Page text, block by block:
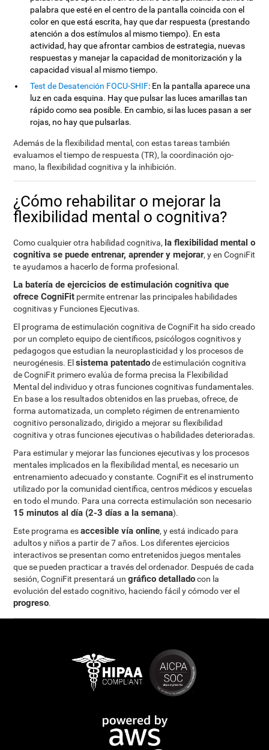
palabra que esté en el centro de la pantalla coincida con el
color en que está escrita, hay que dar respuesta (prestando
atención a dos estímulos al mismo tiempo). En esta
actividad, hay que afrontar cambios de estrategia, nuevas
respuestas y manejar la capacidad de monitorización y la
capacidad visual al mismo tiempo.
Test de Desatención FOCU-SHIF: En la pantalla aparece una
luz en cada esquina. Hay que pulsar las luces amarillas tan
rápido como sea posible. En cambio, si las luces pasan a ser
rojas, no hay que pulsarlas.
Además de la flexibilidad mental, con estas tareas también
evaluamos el tiempo de respuesta (TR), la coordinación ojo-
mano, la flexibilidad cognitiva y la inhibición.
¿Cómo rehabilitar o mejorar la
flexibilidad mental o cognitiva?
Como cualquier otra habilidad cognitiva, la flexibilidad mental o
cognitiva se puede entrenar, aprender y mejorar, y en CogniFit
te ayudamos a hacerlo de forma profesional.
La batería de ejercicios de estimulación cognitiva que
ofrece CogniFit permite entrenar las principales habilidades
cognitivas y Funciones Ejecutivas.
El programa de estimulación cognitiva de CogniFit ha sido creado
por un completo equipo de científicos, psicólogos cognitivos y
pedagogos que estudian la neuroplasticidad y los procesos de
neurogénesis. Elsistema patentadode estimulación cognitiva
de CogniFit primero evalúa de forma precisa la Flexibilidad
Mental del individuo y otras funciones cognitivas fundamentales.
En base a los resultados obtenidos en las pruebas, ofrece, de
forma automatizada, un completo régimen de entrenamiento
cognitivo personalizado, dirigido a mejorar su flexibilidad
cognitiva y otras funciones ejecutivas o habilidades deterioradas.
Para estimular y mejorar las funciones ejecutivas y los procesos
mentales implicados en la flexibilidad mental, es necesario un
entrenamiento adecuado y constante. CogniFit es el instrumento
utilizado por la comunidad científica, centros médicos y escuelas
en todo el mundo. Para una correcta estimulación son necesario
15 minutos al día (2-3 días a la semana).
Este programa esaccesible vía online, y está indicado para
adultos y niños a partir de 7 años. Los diferentes ejercicios
interactivos se presentan como entretenidos juegos mentales
que se pueden practicar a través del ordenador. Después de cada
sesión, CogniFit presentará ungráfico detalladocon la
evolución del estado cognitivo, haciendo fácil y cómodo ver el
progreso.